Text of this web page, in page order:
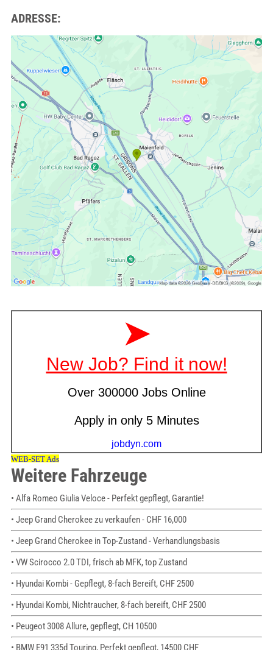
ADRESSE:
Weitere Fahrzeuge
• Alfa Romeo Giulia Veloce - Perfekt gepflegt, Garantie!
• Jeep Grand Cherokee zu verkaufen - CHF 16,000
• Jeep Grand Cherokee in Top-Zustand - Verhandlungsbasis
• VW Scirocco 2.0 TDI, frisch ab MFK, top Zustand
• Hyundai Kombi - Gepflegt, 8-fach Bereift, CHF 2500
• Hyundai Kombi, Nichtraucher, 8-fach bereift, CHF 2500
• Peugeot 3008 Allure, gepflegt, CH 10500
• BMW E91 335d Touring, Perfekt gepflegt, 14500 CHF